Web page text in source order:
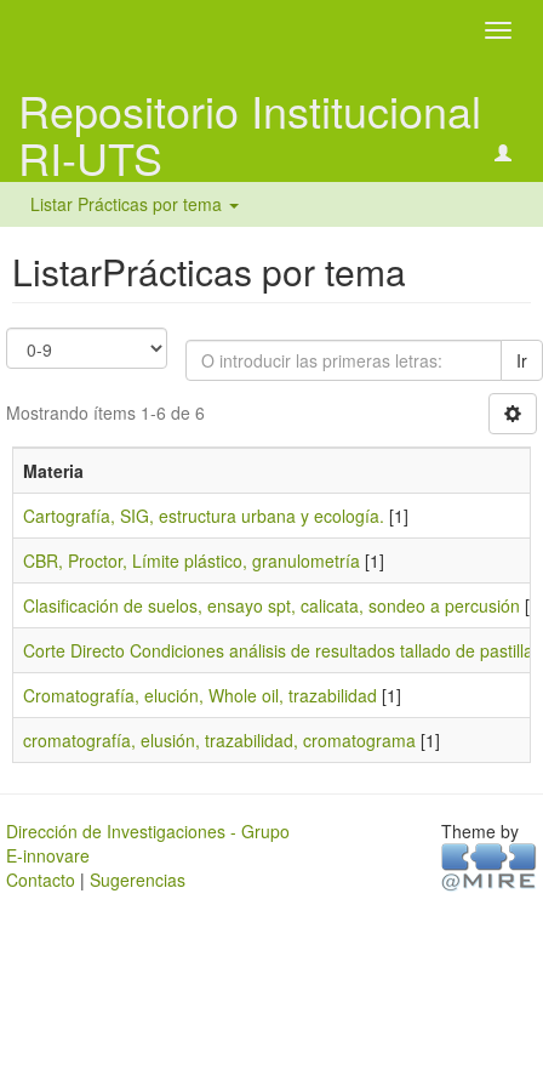
Repositorio Institucional
RI-UTS
Listar Prácticas por tema
ListarPrácticas por tema
Ir
Mostrando ítems 1-6 de 6
Materia
Cartografía, SIG, estructura urbana y ecología. [1]
CBR, Proctor, Límite plástico, granulometría [1]
Clasificación de suelos, ensayo spt, calicata, sondeo a percusión [1]
Corte Directo Condiciones análisis de resultados tallado de
Cromatografía, elución, Whole oil, trazabilidad [1]
cromatografía, elusión, trazabilidad, cromatograma [1]
Dirección de Investigaciones - Grupo
E-innovare
Contacto | Sugerencias
Theme by